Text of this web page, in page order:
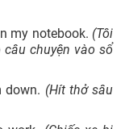
my notebook. (Tôi
chuyện vào sổ
down. (Hít thở sâu